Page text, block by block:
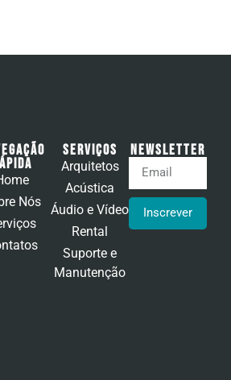
Nós
Serviços
Arquitetos
Acústica
Áudio e Vídeo
Rental
Suporte e
Manutenção
Newsletter
Inscrever